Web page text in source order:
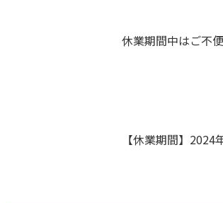
休業期間中はご不
【休業期間】